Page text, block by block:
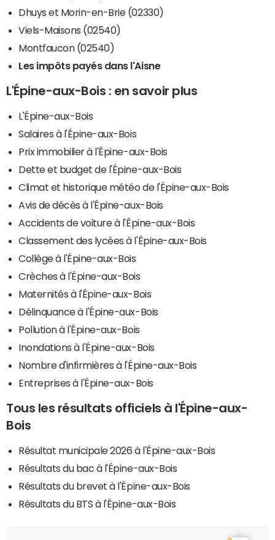
Dhuys et Morin-en-Brie (02330)
Viels-Maisons (02540)
Montfaucon (02540)
Les impôts payés dans l'Aisne
L'Épine-aux-Bois : en savoir plus
L'Épine-aux-Bois
Salaires à l'Épine-aux-Bois
Prix immobilier à l'Épine-aux-Bois
Dette et budget de l'Épine-aux-Bois
Climat et historique météo de l'Épine-aux-Bois
Avis de décès à l'Épine-aux-Bois
Accidents de voiture à l'Épine-aux-Bois
Classement des lycées à l'Épine-aux-Bois
Collège à l'Épine-aux-Bois
Crèches à l'Épine-aux-Bois
Maternités à l'Épine-aux-Bois
Délinquance à l'Épine-aux-Bois
Pollution à l'Épine-aux-Bois
Inondations à l'Épine-aux-Bois
Nombre d'infirmières à l'Épine-aux-Bois
Entreprises à l'Épine-aux-Bois
Tous les résultats officiels à l'Épine-aux-
Bois
Résultat municipale 2026 à l'Épine-aux-Bois
Résultats du bac à l'Épine-aux-Bois
Résultats du brevet à l'Épine-aux-Bois
Résultats du BTS à l'Épine-aux-Bois